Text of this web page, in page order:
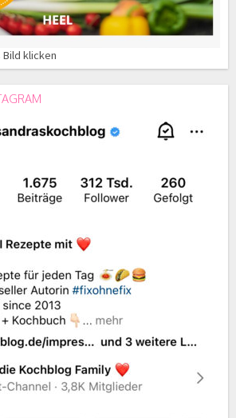
klicken